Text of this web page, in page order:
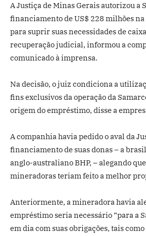
A Justiça de Minas Gerais autorizou a
financiamento de US$ 228 milhões
para suprir suas necessidades de
recuperação judicial, informou a
comunicado à imprensa.
Na decisão, o juiz condiciona a
fins exclusivos da operação da
origem do empréstimo, disse a
A companhia havia pedido o aval da
financiamento de suas donas – a
anglo-australiano BHP, – alegando
mineradoras teriam feito a melhor
Anteriormente, a mineradora havia
empréstimo seria necessário “para a
em dia com suas obrigações, tais